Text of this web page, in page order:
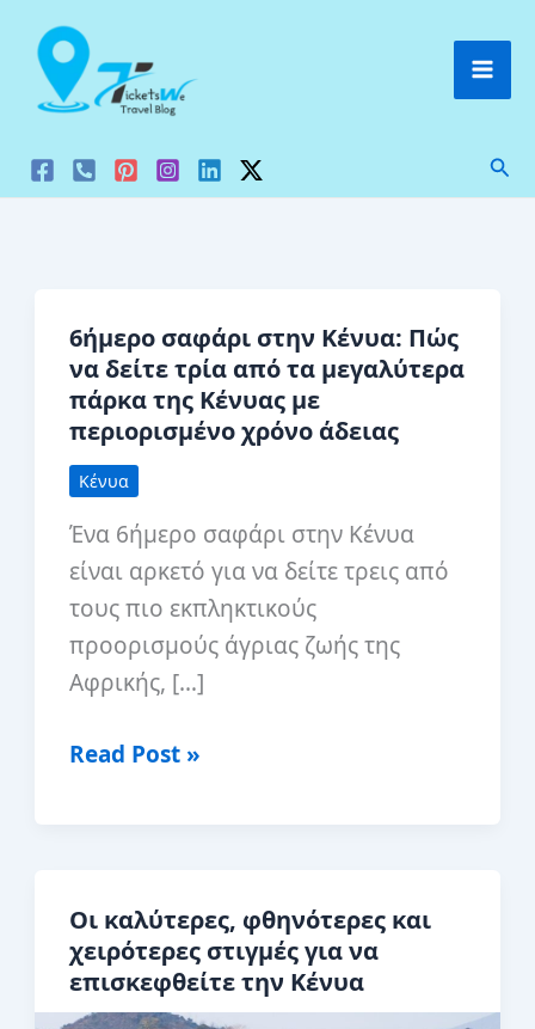
στο
περιεχόμενο
6ήμερο σαφάρι στην Κένυα: Πώς
να δείτε τρία από τα μεγαλύτερα
πάρκα της Κένυας με
περιορισμένο χρόνο άδειας
Κένυα
Ένα 6ήμερο σαφάρι στην Κένυα
είναι αρκετό για να δείτε τρεις από
τους πιο εκπληκτικούς
προορισμούς άγριας ζωής της
Αφρικής, […]
6ήμερο
να
δείτε
τρία
Read Post »
Οι καλύτερες, φθηνότερες και
χειρότερες στιγμές για να
επισκεφθείτε την Κένυα